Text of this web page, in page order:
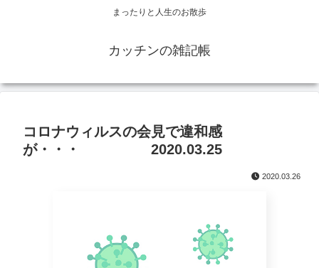
まったりと人生のお散歩
カッチンの雑記帳
コロナウィルスの会見で違和感
が・・・ 2020.03.25
2020.03.26